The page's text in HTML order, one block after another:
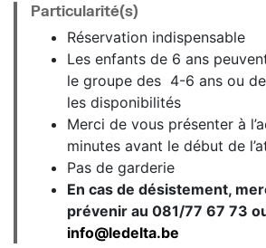
Particularité(s)
Réservation indispensable
Les enfants de 6 ans
le groupe des 4-6 ans ou
les disponibilités
Merci de vous présenter à
minutes avant le début de
Pas de garderie
En cas de désistement,
prévenir au 081/77 67 73
info@ledelta.be